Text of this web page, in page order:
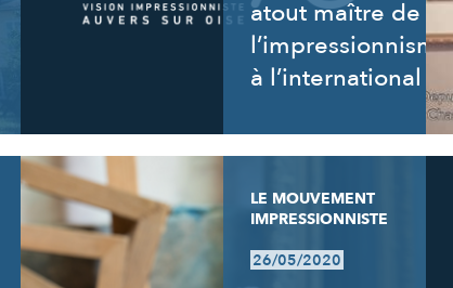
atout maître de
l’impressionnisme
à l’international
LE MOUVEMENT
IMPRESSIONNISTE
26/05/2020